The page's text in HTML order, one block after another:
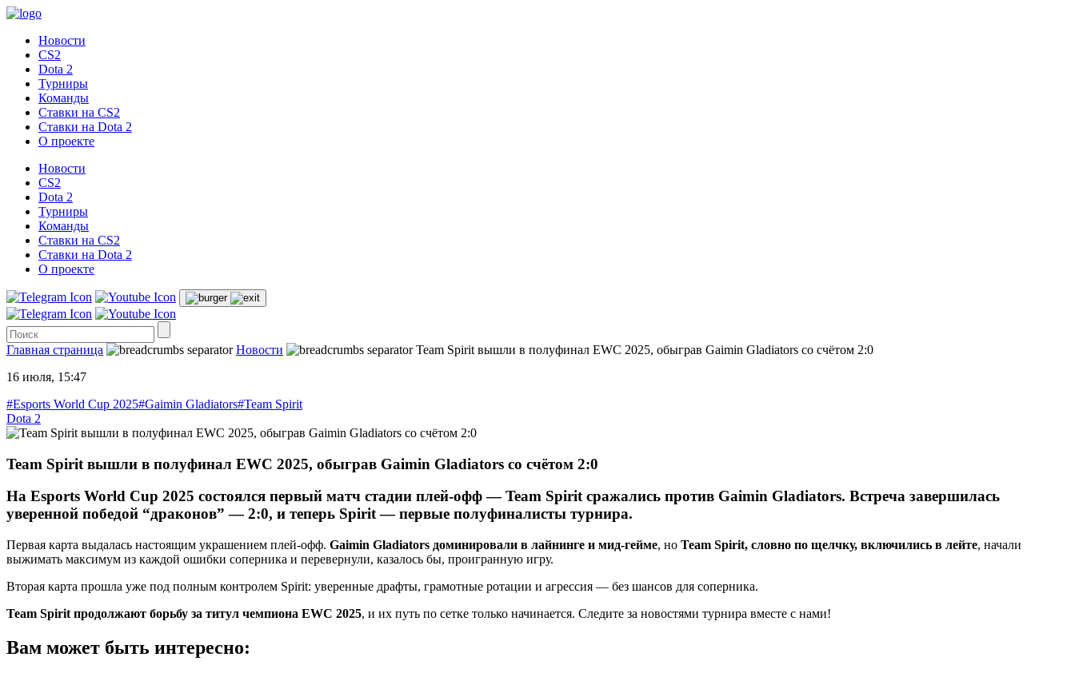
Новости
CS2
Dota 2
Турниры
Команды
Ставки на CS2
Ставки на Dota 2
О проекте
Новости
CS2
Dota 2
Турниры
Команды
Ставки на CS2
Ставки на Dota 2
О проекте
Главная страница Новости
Team Spirit вышли в полуфинал EWC 2025, обыграв Gaimin Gladiators со счётом 2:0
16 июля, 15:47
#Esports World Cup 2025#Gaimin Gladiators#Team Spirit
Dota 2
Team Spirit вышли в полуфинал EWC 2025, обыграв Gaimin Gladiators со счётом 2:0
На Esports World Cup 2025 состоялся первый матч стадии плей-офф —Team Spirit сражались против Gaimin Gladiators. Встреча завершилась
уверенной победой “драконов” —2:0, и теперь Spirit — первые полуфиналисты турнира.
Первая карта выдалась настоящим украшением плей-офф. Gaimin Gladiators доминировали в лайнинге и мид-гейме, но Team Spirit, словно по щелчку, включились в лейте, начали
выжимать максимум из каждой ошибки соперника и перевернули, казалось бы, проигранную игру.
Вторая карта прошла уже под полным контролем Spirit: уверенные драфты, грамотные ротации и агрессия — без шансов для соперника.
Team Spirit продолжают борьбу за титул чемпиона EWC 2025, и их путь по сетке только начинается. Следите за новостями турнира вместе с нами!
Вам может быть интересно: